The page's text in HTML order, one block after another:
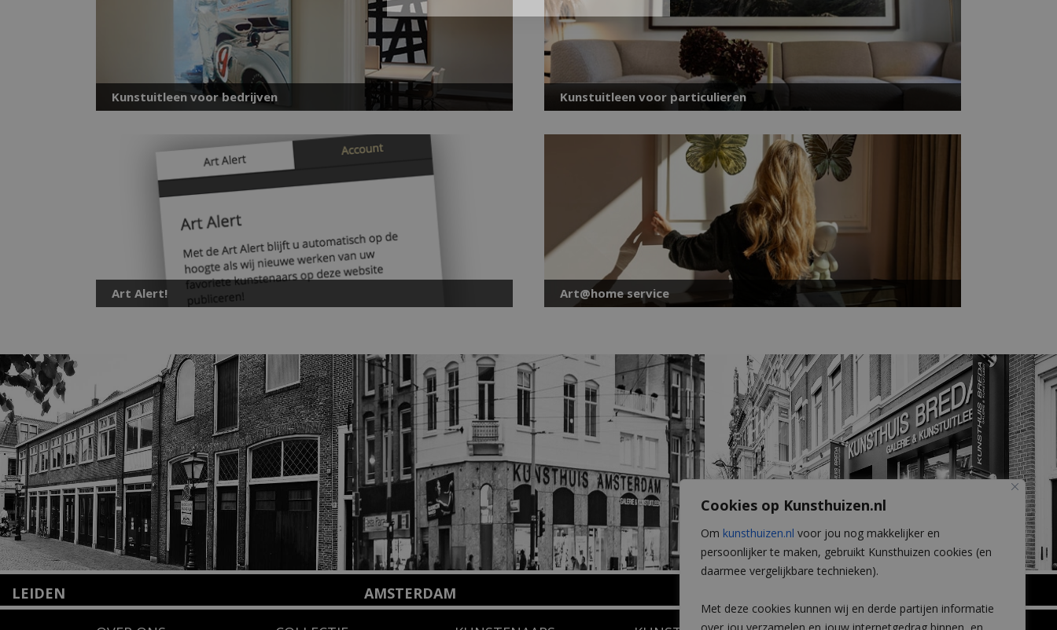
Cookies op Kunsthuizen.nl
Om kunsthuizen.nl voor jou nog makkelijker en
persoonlijker te maken, gebruikt Kunsthuizen cookies (en
daarmee vergelijkbare technieken).
Met deze cookies kunnen wij en derde partijen informatie
Kunstuitleen voor bedrijven Kunstuitleen voor particulieren
Art Alert! Art@home service
LEIDEN AMSTERDAM
Wilhelminastraat 11